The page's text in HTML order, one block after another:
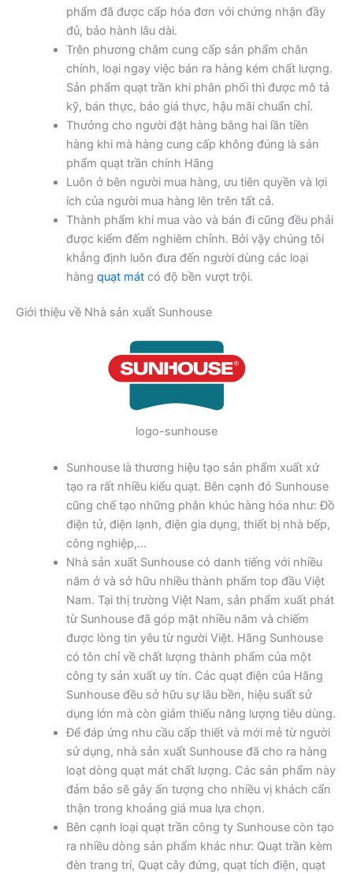
phẩm đã được cấp hóa đơn với chứng nhận đầy
đủ, bảo hành lâu dài.
Trên phương châm cung cấp sản phẩm chân
chính, loại ngay việc bán ra hàng kém chất lượng.
Sản phẩm quạt trần khi phân phối thì được mô tả
kỹ, bán thực, báo giá thực, hậu mãi chuẩn chỉ.
Thưởng cho người đặt hàng bằng hai lần tiền
hàng khi mà hàng cung cấp không đúng là sản
phẩm quạt trần chính Hãng
Luôn ở bên người mua hàng, ưu tiên quyền và lợi
ích của người mua hàng lên trên tất cả.
Thành phẩm khi mua vào và bán đi cũng đều phải
được kiểm đếm nghiêm chỉnh. Bởi vậy chúng tôi
khẳng định luôn đưa đến người dùng các loại
hàng quạt mátcó độ bền vượt trội.
Giới thiệu về Nhà sản xuất Sunhouse
logo-sunhouse
Sunhouse là thương hiệu tạo sản phẩm xuất xứ
tạo ra rất nhiều kiểu quạt. Bên cạnh đó Sunhouse
cũng chế tạo những phân khúc hàng hóa như: Đồ
điện tử, điện lạnh, điện gia dụng, thiết bị nhà bếp,
công nghiệp,…
Nhà sản xuất Sunhouse có danh tiếng với nhiều
năm ở và sở hữu nhiều thành phẩm top đầu Việt
Nam. Tại thị trường Việt Nam, sản phẩm xuất phát
từ Sunhouse đã góp mặt nhiều năm và chiếm
được lòng tin yêu từ người Việt. Hãng Sunhouse
có tôn chỉ về chất lượng thành phẩm của một
công ty sản xuất uy tín. Các quạt điện của Hãng
Sunhouse đều sở hữu sự lâu bền, hiệu suất sử
dụng lớn mà còn giảm thiểu năng lượng tiêu dùng.
Để đáp ứng nhu cầu cấp thiết và mới mẻ từ người
sử dụng, nhà sản xuất Sunhouse đã cho ra hàng
loạt dòng quạt mát chất lượng. Các sản phẩm này
đảm bảo sẽ gây ấn tượng cho nhiều vị khách cẩn
thận trong khoảng giá mua lựa chọn.
Bên cạnh loại quạt trần công ty Sunhouse còn tạo
ra nhiều dòng sản phẩm khác như: Quạt trần kèm
đèn trang trí, Quạt cây đứng, quạt tích điện, quạt